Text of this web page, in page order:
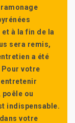
à la fin de la
sera remis,
a été
Pour votre
ou
indispensable.
votre